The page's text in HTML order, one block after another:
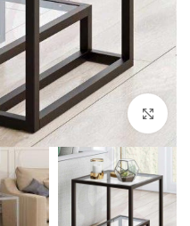
بزرگنمایی تصویر